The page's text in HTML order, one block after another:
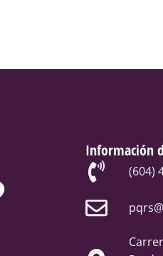
Información
(604)